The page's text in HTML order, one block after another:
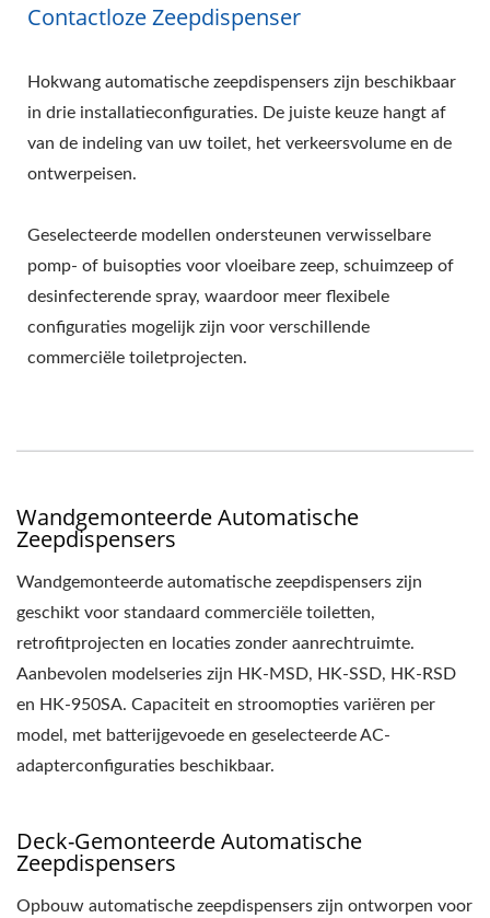
Contactloze Zeepdispenser
Hokwang automatische zeepdispensers zijn beschikbaar
in drie installatieconfiguraties. De juiste keuze hangt af
van de indeling van uw toilet, het verkeersvolume en de
ontwerpeisen.
Geselecteerde modellen ondersteunen verwisselbare
pomp- of buisopties voor vloeibare zeep, schuimzeep of
desinfecterende spray, waardoor meer flexibele
configuraties mogelijk zijn voor verschillende
commerciële toiletprojecten.
Wandgemonteerde Automatische
Zeepdispensers
Wandgemonteerde automatische zeepdispensers zijn
geschikt voor standaard commerciële toiletten,
retrofitprojecten en locaties zonder aanrechtruimte.
Aanbevolen modelseries zijn HK-MSD, HK-SSD, HK-RSD
en HK-950SA. Capaciteit en stroomopties variëren per
model, met batterijgevoede en geselecteerde AC-
adapterconfiguraties beschikbaar.
Deck-Gemonteerde Automatische
Zeepdispensers
Opbouw automatische zeepdispensers zijn ontworpen voor